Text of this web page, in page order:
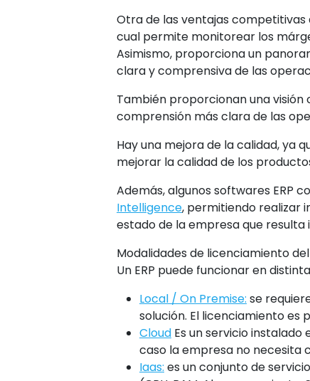
Otra de las ventajas competitivas
cual permite monitorear los
Asimismo, proporciona un
clara y comprensiva de las
También proporcionan una
comprensión más clara de las
Hay una mejora de la calidad, ya
mejorar la calidad de los
Además, algunos softwares ERP
Intelligence, permitiendo realizar
estado de la empresa que
Modalidades de licenciamiento del
Un ERP puede funcionar en
Local / On Premise: se
solución. El licenciamiento es
Cloud Es un servicio
caso la empresa no necesita
Iaas: es un conjunto de